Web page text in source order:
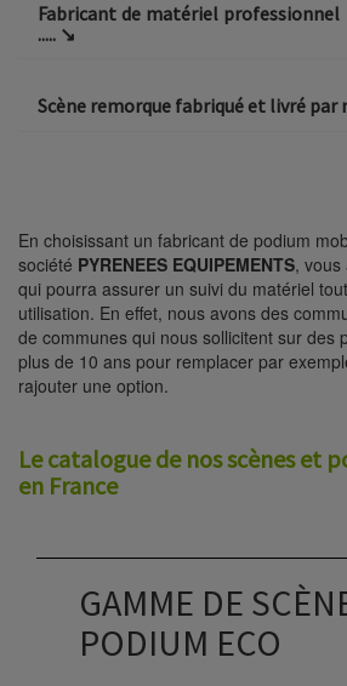
Fabricant de matériel
..... ↘​
Scène remorque fabriqué et livré par
En choisissant un fabricant de podium
société PYRENEES EQUIPEMENTS,
qui pourra assurer un suivi du matériel
utilisation. En effet, nous avons des
de communes qui nous sollicitent sur des
plus de 10 ans pour remplacer par
rajouter une option.
Le catalogue de nos scènes et
en France
GAMME DE
PODIUM ECO